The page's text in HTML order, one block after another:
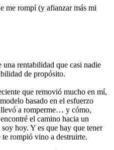
me rompí (y afianzar más mi
una rentabilidad que casi nadie
de propósito.
que removió mucho en mí,
basado en el esfuerzo
a romperme… y cómo,
el camino hacia un
hoy. Y es que hay que tener
rompió vino a destruirte.